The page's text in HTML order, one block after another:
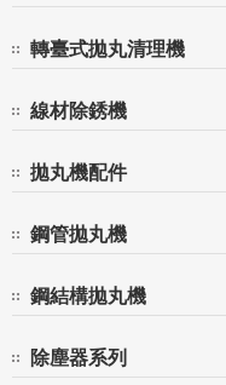
轉臺式拋丸清理機
線材除銹機
拋丸機配件
鋼管拋丸機
鋼結構拋丸機
除塵器系列